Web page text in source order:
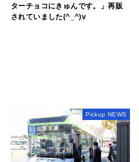
ターチョコにきゅんです。」再販
されていました(^_^)v
Pickup NEWS